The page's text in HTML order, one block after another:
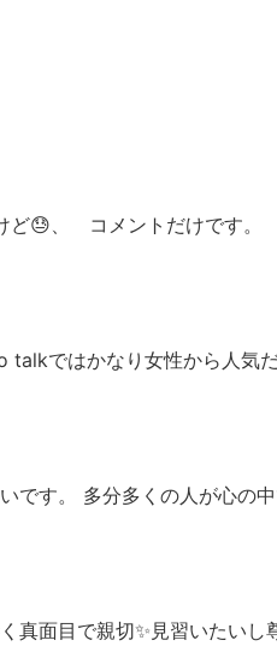
ど😓、 コメントだけです。
talkではかなり女性から人気
です。 多分多くの人が心の
真面目で親切✨見習いたいし